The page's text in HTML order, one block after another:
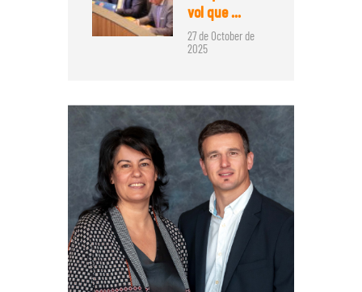
vol que ...
27 de October de
2025